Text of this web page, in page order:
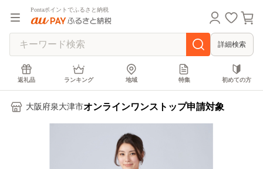
Pontaポイントでふるさと納税
詳細検索
返礼品 ランキング 地域 特集 初めての方
大阪府泉大津市オンラインワンストップ申請対象